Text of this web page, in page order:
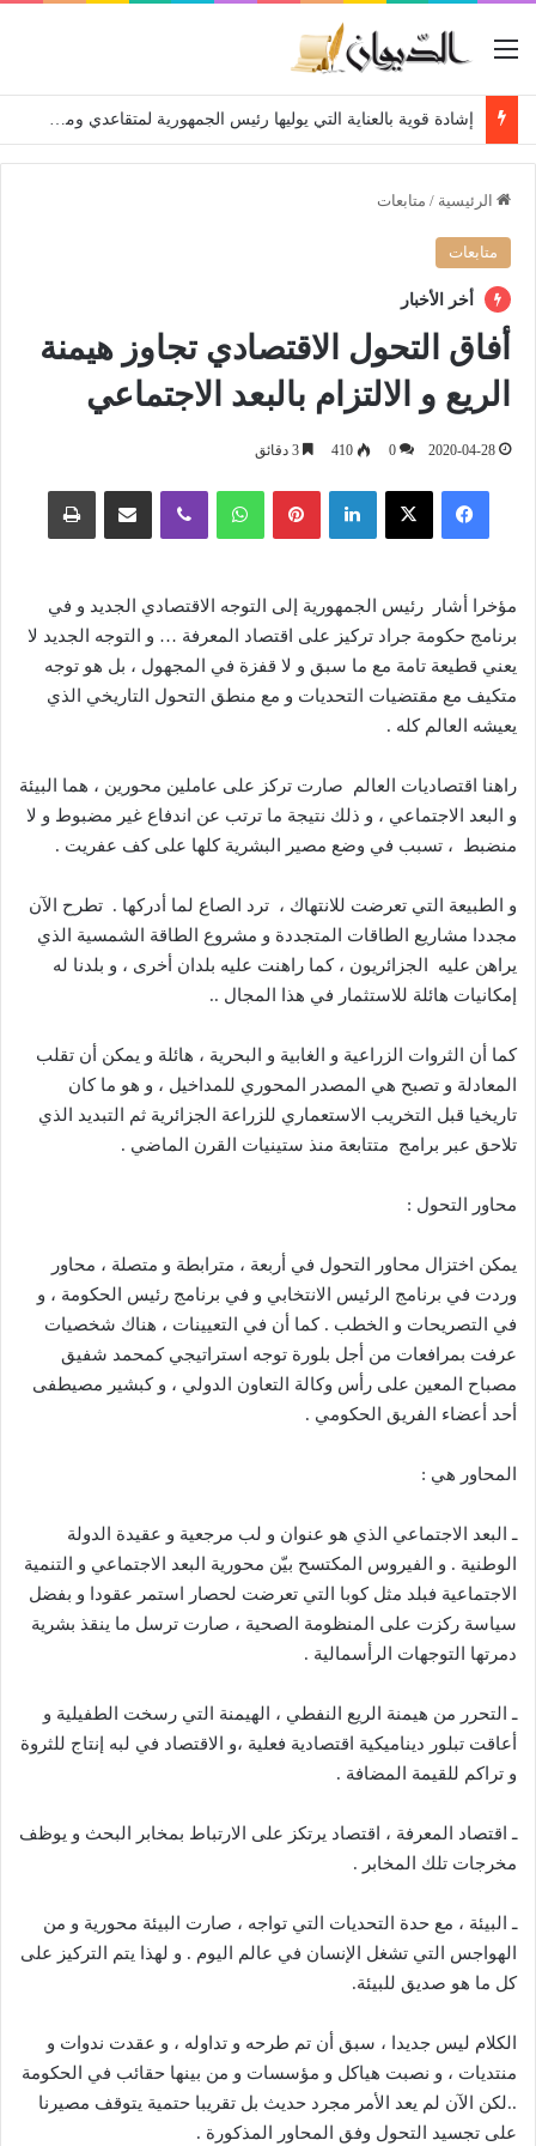
القائمة
إشادة قوية بالعناية التي يوليها رئيس الجمهورية لمتقاعدي ومعطوبي وكبار جرحى الجيش الوطني الشعبي
الرئيسية / متابعات
متابعات
أخر الأخبار
أفاق التحول الاقتصادي تجاوز هيمنة
الريع و الالتزام بالبعد الاجتماعي
2020-04-28
0
410
فيسبوك ‫X لينكدإن بينتيريست واتساب ڤايبر مشاركة عبر البريد
مؤخرا أشار
رئيس الجمهورية إلى التوجه الاقتصادي الجديد و في
برنامج حكومة جراد تركيز على اقتصاد المعرفة … و التوجه الجديد لا
يعني قطيعة تامة مع ما سبق و لا قفزة في المجهول ، بل هو توجه
متكيف مع مقتضيات التحديات و مع منطق التحول التاريخي الذي
يعيشه العالم كله .
راهنا اقتصاديات العالم
صارت تركز على عاملين محورين ، هما البيئة
و البعد الاجتماعي ، و ذلك نتيجة ما ترتب عن اندفاع غير مضبوط و لا
منضبط
، تسبب في وضع مصير البشرية كلها على كف عفريت .
و الطبيعة التي تعرضت للانتهاك ، ترد الصاع لما أدركها . تطرح الآن
مجددا مشاريع الطاقات المتجددة و مشروع الطاقة الشمسية الذي
يراهن عليه
الجزائريون ، كما راهنت عليه بلدان أخرى ، و بلدنا له
إمكانيات هائلة للاستثمار في هذا المجال ..
كما أن الثروات الزراعية و الغابية و البحرية ، هائلة و يمكن أن تقلب
المعادلة و تصبح هي المصدر المحوري للمداخيل ، و هو ما كان
تاريخيا قبل التخريب الاستعماري للزراعة الجزائرية ثم التبديد الذي
تلاحق عبر برامج
متتابعة منذ ستينيات القرن الماضي .
محاور التحول :
يمكن اختزال محاور التحول في أربعة ، مترابطة و متصلة ، محاور
وردت في برنامج الرئيس الانتخابي و في برنامج رئيس الحكومة ، و
في التصريحات و الخطب .كما أن في التعيينات ، هناك شخصيات
عرفت بمرافعات من أجل بلورة توجه استراتيجي كمحمد شفيق
مصباح المعين على رأس وكالة التعاون الدولي ، و كبشير مصيطفى
أحد أعضاء الفريق الحكومي .
المحاور هي :
ـ البعد الاجتماعي الذي هو عنوان و لب مرجعية و عقيدة الدولة
الوطنية . و الفيروس المكتسح بيّن محورية البعد الاجتماعي و التنمية
الاجتماعية فبلد مثل كوبا التي تعرضت لحصار استمر عقودا و بفضل
سياسة ركزت على المنظومة الصحية ، صارت ترسل ما ينقذ بشرية
دمرتها التوجهات الرأسمالية .
ـ التحرر من هيمنة الريع النفطي ، الهيمنة التي رسخت الطفيلية و
أعاقت تبلور ديناميكية اقتصادية فعلية ،و الاقتصاد في لبه إنتاج للثروة
و تراكم للقيمة المضافة .
ـ اقتصاد المعرفة ، اقتصاد يرتكز على الارتباط بمخابر البحث و يوظف
مخرجات تلك المخابر .
ـ البيئة ، مع حدة التحديات التي تواجه ، صارت البيئة محورية و من
الهواجس التي تشغل الإنسان في عالم اليوم . و لهذا يتم التركيز على
كل ما هو صديق للبيئة.
الكلام ليس جديدا ، سبق أن تم طرحه و تداوله ، و عقدت ندوات و
منتديات ، و نصبت هياكل و مؤسسات و من بينها حقائب في الحكومة
..لكن الآن لم يعد الأمر مجرد حديث بل تقريبا حتمية يتوقف مصيرنا
على تجسيد التحول وفق المحاور المذكورة .